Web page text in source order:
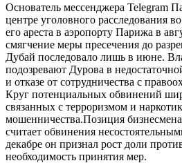
Основатель мессенджера Telegram
центре уголовного расследования
его ареста в аэропорту Парижа в
смягчение меры пресечения до
Дубай последовало лишь в июне.
подозревают Дурова в
и отказе от сотрудничества с
Круг потенциальных обвинений
связанных с терроризмом и
мошенничества.Позиция
считает обвинения
декабре он признал рост доли
необходимость принятия мер.